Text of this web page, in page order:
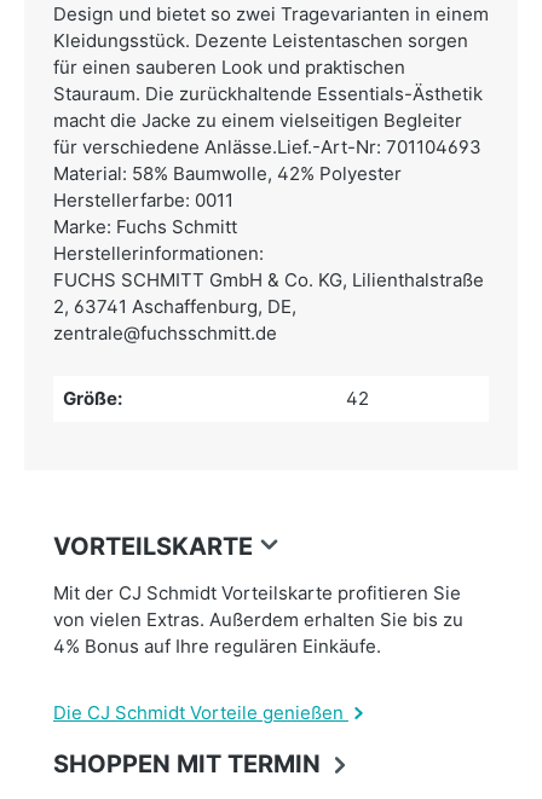
Design und bietet so zwei Tragevarianten in einem
Kleidungsstück. Dezente Leistentaschen sorgen
für einen sauberen Look und praktischen
Stauraum. Die zurückhaltende Essentials-Ästhetik
macht die Jacke zu einem vielseitigen Begleiter
für verschiedene Anlässe.Lief.-Art-Nr: 701104693
Material: 58% Baumwolle, 42% Polyester
Herstellerfarbe: 0011
Marke: Fuchs Schmitt
Herstellerinformationen:
FUCHS SCHMITT GmbH & Co. KG, Lilienthalstraße
2, 63741 Aschaffenburg, DE,
zentrale@fuchsschmitt.de
Größe: 42
VORTEILSKARTE
Mit der CJ Schmidt Vorteilskarte profitieren Sie
von vielen Extras. Außerdem erhalten Sie bis zu
4% Bonus auf Ihre regulären Einkäufe.
Die CJ Schmidt Vorteile genießen
SHOPPEN MIT TERMIN